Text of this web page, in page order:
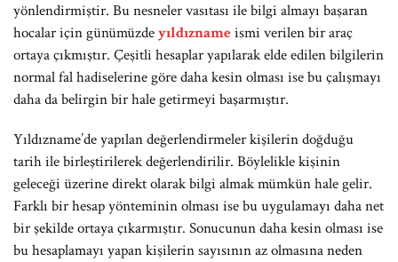
yönlendirmiştir. Bu nesneler vasıtası ile bilgi almayı başaran
hocalar için günümüzdeyıldızname ismi verilen bir araç
ortaya çıkmıştır. Çeşitli hesaplar yapılarak elde edilen bilgilerin
normal fal hadiselerine göre daha kesin olması ise bu çalışmayı
daha da belirgin bir hale getirmeyi başarmıştır.
Yıldızname’de yapılan değerlendirmeler kişilerin doğduğu
tarih ile birleştirilerek değerlendirilir. Böylelikle kişinin
geleceği üzerine direkt olarak bilgi almak mümkün hale gelir.
Farklı bir hesap yönteminin olması ise bu uygulamayı daha net
bir şekilde ortaya çıkarmıştır. Sonucunun daha kesin olması ise
bu hesaplamayı yapan kişilerin sayısının az olmasına neden